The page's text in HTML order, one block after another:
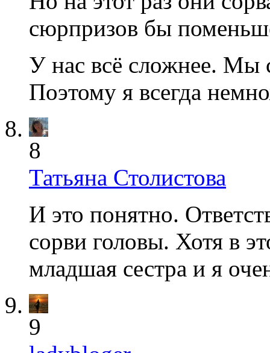
сюрпризов бы
У нас всё сложнее. Мы
Поэтому я всегда
8
Татьяна Столистова
И это понятно.
сорви головы. Хотя в
младшая сестра и я
9